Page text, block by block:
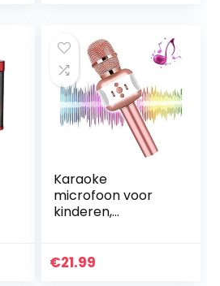
Karaoke
microfoon voor
kinderen,
microfoon met
€21.99